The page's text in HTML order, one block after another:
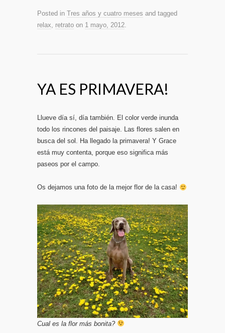
Posted in Tres años y cuatro meses and tagged
relax, retrato on 1 mayo, 2012.
YA ES PRIMAVERA!
Llueve día sí, día también. El color verde inunda
todo los rincones del paisaje. Las flores salen en
busca del sol. Ha llegado la primavera! Y Grace
está muy contenta, porque eso significa más
paseos por el campo.
Os dejamos una foto de la mejor flor de la casa!
Cual es la flor más bonita?